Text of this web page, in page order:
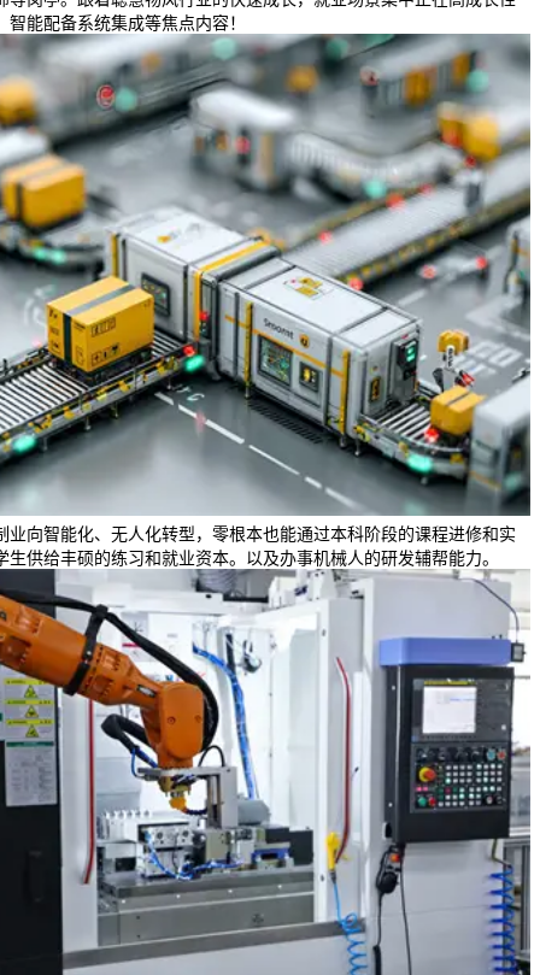
能配备系统集成等焦点内容！
业向智能化、无人化转型，零根本也能通过本科阶段的课程进修和实
供给丰硕的练习和就业资本。以及办事机械人的研发辅帮能力。